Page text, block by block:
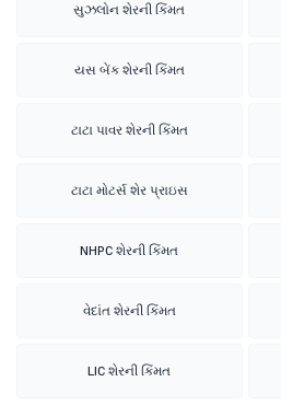
સુઝલોન શેરની કિંમત
યસ બેંક શેરની કિંમત
ટાટા પાવર શેરની કિંમત
ટાટા મોટર્સ શેર પ્રાઇસ
NHPC શેરની કિંમત
વેદાંત શેરની કિંમત
LIC શેરની કિંમત